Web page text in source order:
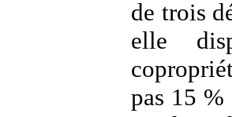
de trois
elle
pas 15